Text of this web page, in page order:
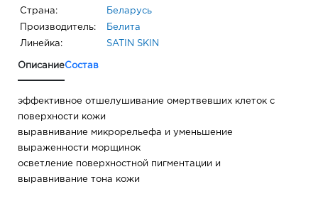
Страна: Беларусь
Производитель: Белита
Линейка: SATIN SKIN
ОписаниеСостав
эффективное отшелушивание омертвевших клеток с
поверхности кожи
выравнивание микрорельефа и уменьшение
выраженности морщинок
осветление поверхностной пигментации и
выравнивание тона кожи